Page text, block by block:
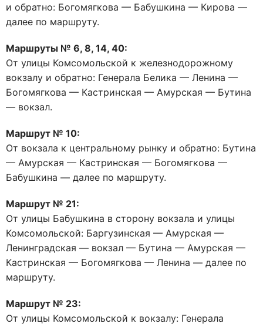
и обратно: Богомягкова — Бабушкина — Кирова —
далее по маршруту.
Маршруты № 6, 8, 14, 40:
От улицы Комсомольской к железнодорожному
вокзалу и обратно: Генерала Белика — Ленина —
Богомягкова — Кастринская — Амурская — Бутина
— вокзал.
Маршрут № 10:
От вокзала к центральному рынку и обратно: Бутина
— Амурская — Кастринская — Богомягкова —
Бабушкина — далее по маршруту.
Маршрут № 21:
От улицы Бабушкина в сторону вокзала и улицы
Комсомольской: Баргузинская — Амурская —
Ленинградская — вокзал — Бутина — Амурская —
Кастринская — Богомягкова — Ленина — далее по
маршруту.
Маршрут № 23:
От улицы Комсомольской к вокзалу: Генерала